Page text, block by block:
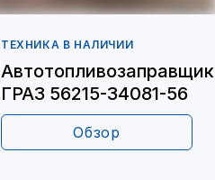
ТЕХНИКА В НАЛИЧИИ
Автотопливозаправщик
ГРАЗ 56215-34081-56
Обзор